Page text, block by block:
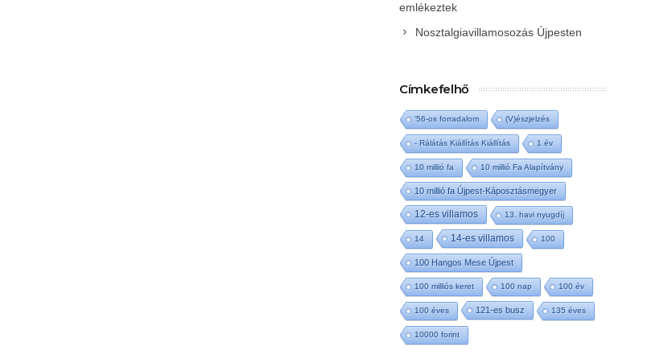
emlékeztek
Nosztalgiavillamosozás Újpesten
Címkefelhő
'56-os forradalom (V)észjelzés
- Rálátás Kiállítás Kiállítás 1 év
10 millió fa 10 millió Fa Alapítvány
10 millió fa Újpest-Káposztásmegyer
12-es villamos 13. havi nyugdíj
14 14-es villamos 100
100 Hangos Mese Újpest
100 milliós keret 100 nap 100 év
100 éves 121-es busz 135 éves
10000 forint